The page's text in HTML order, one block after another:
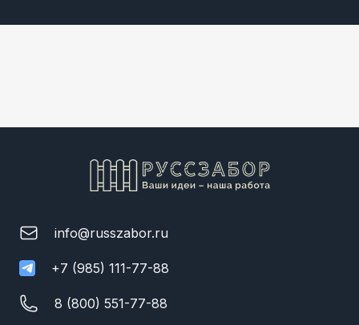
info@russzabor.ru
+7 (985) 111-77-88
8 (800) 551-77-88